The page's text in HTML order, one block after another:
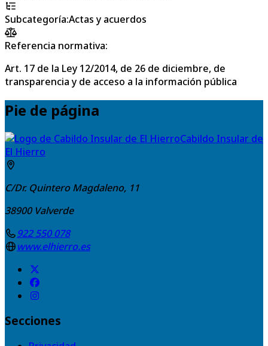
Subcategoría:Actas y acuerdos
Referencia normativa:
Art. 17 de la Ley 12/2014, de 26 de diciembre, de
transparencia y de acceso a la información pública
Pie de página
Cabildo Insular de
El Hierro
C/Dr. Quintero Magdaleno, 11
38900 Valverde
922 550 078
www.elhierro.es
Secciones